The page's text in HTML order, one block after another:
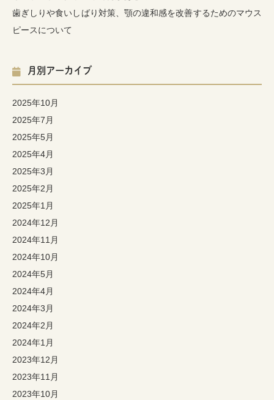
歯ぎしりや食いしばり対策、顎の違和感を改善するためのマウス
ピースについて
月別アーカイブ
2025年10月
2025年7月
2025年5月
2025年4月
2025年3月
2025年2月
2025年1月
2024年12月
2024年11月
2024年10月
2024年5月
2024年4月
2024年3月
2024年2月
2024年1月
2023年12月
2023年11月
2023年10月